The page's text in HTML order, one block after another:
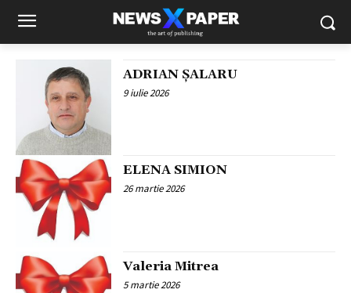
ADRIAN ȘALARU
9 iulie 2026
ELENA SIMION
26 martie 2026
Valeria Mitrea
5 martie 2026